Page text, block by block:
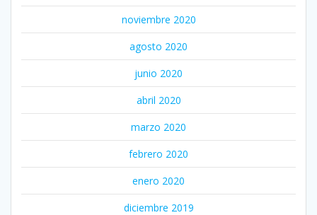
noviembre 2020
agosto 2020
junio 2020
abril 2020
marzo 2020
febrero 2020
enero 2020
diciembre 2019